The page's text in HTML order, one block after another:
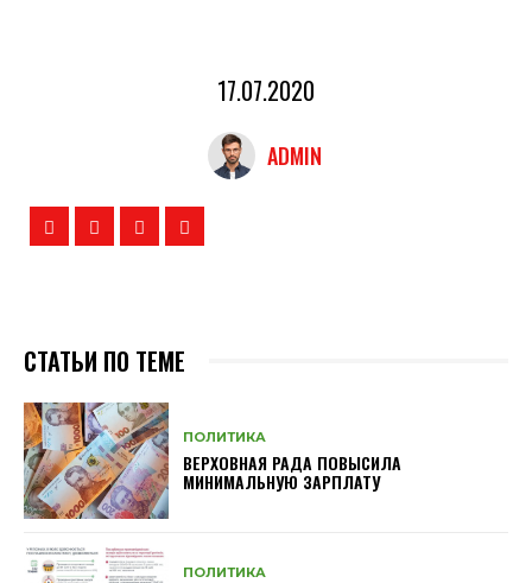
17.07.2020
ADMIN
СТАТЬИ ПО ТЕМЕ
ПОЛИТИКА
ВЕРХОВНАЯ РАДА ПОВЫСИЛА
МИНИМАЛЬНУЮ ЗАРПЛАТУ
ПОЛИТИКА